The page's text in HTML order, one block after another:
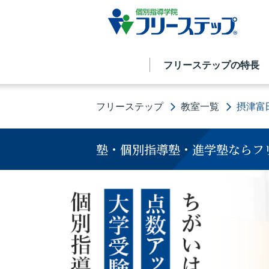
フリーステップの特長
フリーステップ 教室一覧 摂津富
塾・個別指導塾・進学塾ならフ